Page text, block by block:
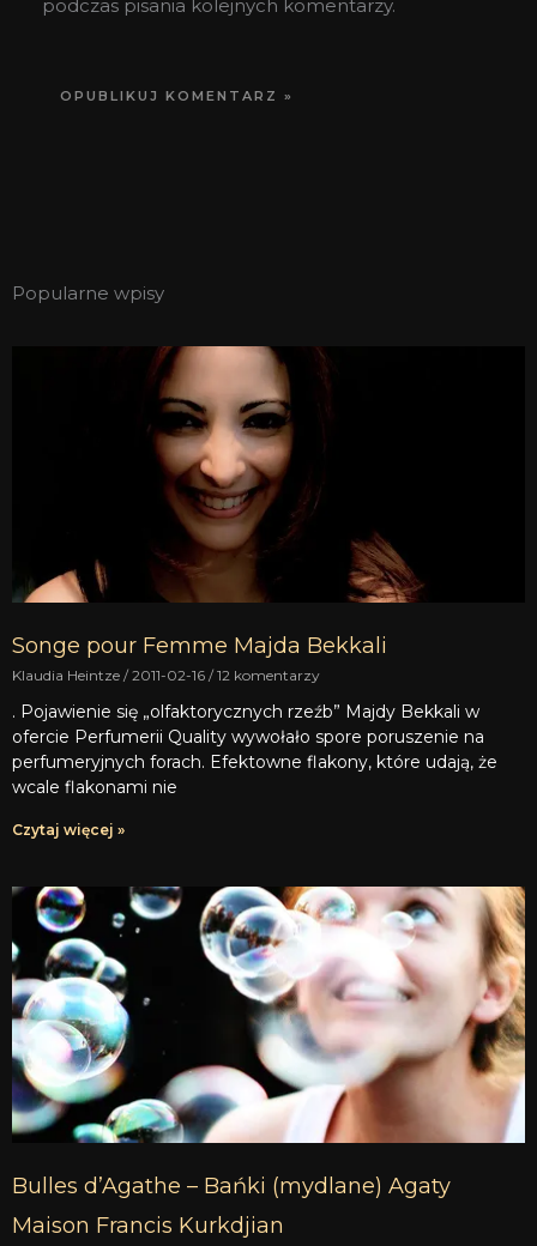
podczas pisania kolejnych komentarzy.
Popularne wpisy
Songe pour Femme Majda Bekkali
Klaudia Heintze 2011-02-16 12 komentarzy
. Pojawienie się „olfaktorycznych rzeźb” Majdy Bekkali w
ofercie Perfumerii Quality wywołało spore poruszenie na
perfumeryjnych forach. Efektowne flakony, które udają, że
wcale flakonami nie
Czytaj więcej »
Bulles d’Agathe – Bańki (mydlane) Agaty
Maison Francis Kurkdjian